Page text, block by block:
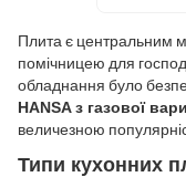
Плита є центральним
помічницею для
обладнання було
HANSA з газової
величезною
Типи кухонних